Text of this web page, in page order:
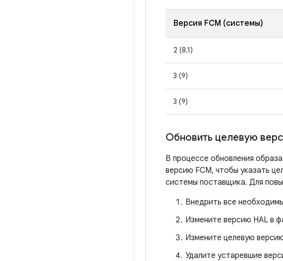
Версия FCM (системы)
2 (8.1)
3 (9)
3 (9)
Обновить целевую
В процессе обновления
версию FCM, чтобы указать
системы поставщика. Для
Внедрить все
Измените версию HAL в
Измените целевую
Удалите устаревшие